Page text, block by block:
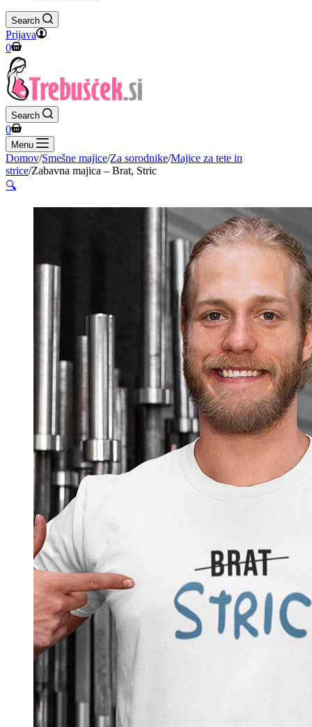
Search
Prijava
Shopping
cart
0
Search
Shopping
cart
0
Menu
Domov/Smešne majice/Za sorodnike/Majice za tete in
strice/Zabavna majica – Brat, Stric
🔍